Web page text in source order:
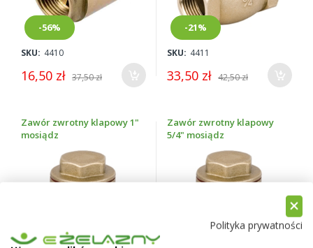
-56%
SKU: 4410
16,50 zł 37,50 zł
-21%
SKU: 4411
33,50 zł 42,50 zł
Zawór zwrotny klapowy 1"
mosiądz
Zawór zwrotny klapowy
5/4" mosiądz
Polityka prywatności